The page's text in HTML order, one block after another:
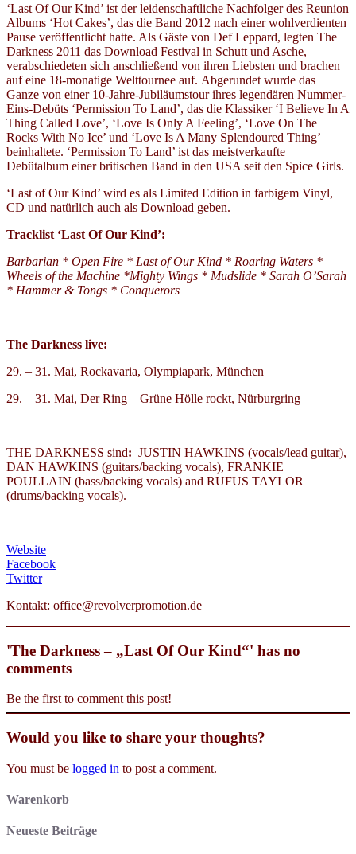
‘Last Of Our Kind’ ist der leidenschaftliche Nachfolger des Reunion
Albums ‘Hot Cakes’, das die Band 2012 nach einer wohlverdienten
Pause veröffentlicht hatte. Als Gäste von Def Leppard, legten The
Darkness 2011 das Download Festival in Schutt und Asche,
verabschiedeten sich anschließend von ihren Liebsten und brachen
auf eine 18-monatige Welttournee auf. Abgerundet wurde das
Ganze von einer 10-Jahre-Jubiläumstour ihres legendären Nummer-
Eins-Debüts ‘Permission To Land’, das die Klassiker ‘I Believe In A
Thing Called Love’, ‘Love Is Only A Feeling’, ‘Love On The
Rocks With No Ice’ und ‘Love Is A Many Splendoured Thing’
beinhaltete. ‘Permission To Land’ ist das meistverkaufte
Debütalbum einer britischen Band in den USA seit den Spice Girls.
‘Last of Our Kind’ wird es als Limited Edition in farbigem Vinyl,
CD und natürlich auch als Download geben.
Tracklist ‘Last Of Our Kind’:
Barbarian * Open Fire * Last of Our Kind * Roaring Waters *
Wheels of the Machine *Mighty Wings * Mudslide * Sarah O’Sarah
* Hammer & Tongs * Conquerors
The Darkness live:
29. – 31. Mai, Rockavaria, Olympiapark, München
29. – 31. Mai, Der Ring – Grüne Hölle rockt, Nürburgring
THE DARKNESS sind: JUSTIN HAWKINS (vocals/lead guitar),
DAN HAWKINS (guitars/backing vocals), FRANKIE
POULLAIN (bass/backing vocals) and RUFUS TAYLOR
(drums/backing vocals).
Website
Facebook
Twitter
Kontakt: office@revolverpromotion.de
'The Darkness – „Last Of Our Kind“' has no
comments
Be the first to comment this post!
Would you like to share your thoughts?
You must be logged in to post a comment.
Warenkorb
Neueste Beiträge